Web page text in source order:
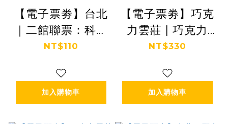
【電子票劵】台北
｜二館聯票：科學
教育館+天文館 優
NT$110
加入購物車
【電子票劵】巧克
力雲莊 | 巧克力
DIY+巧克力微電
入園)Ⓕ
NT$330
加入購物車